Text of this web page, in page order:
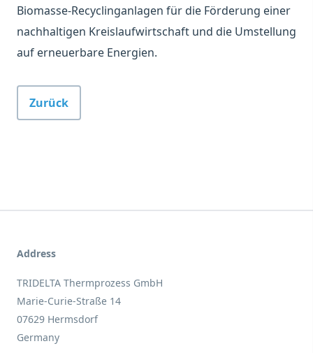
Biomasse-Recyclinganlagen für die Förderung einer
nachhaltigen Kreislaufwirtschaft und die Umstellung
auf erneuerbare Energien.
Zurück
Address
TRIDELTA Thermprozess GmbH
Marie-Curie-Straße 14
07629 Hermsdorf
Germany